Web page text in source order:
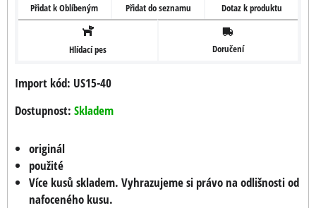
Přidat k Oblíbeným Přidat do seznamu Dotaz k produktu
Hlídací pes Doručení
Import kód: US15-40
Dostupnost: Skladem
originál
použité
Více kusů skladem. Vyhrazujeme si právo na odlišnosti od
nafoceného kusu.